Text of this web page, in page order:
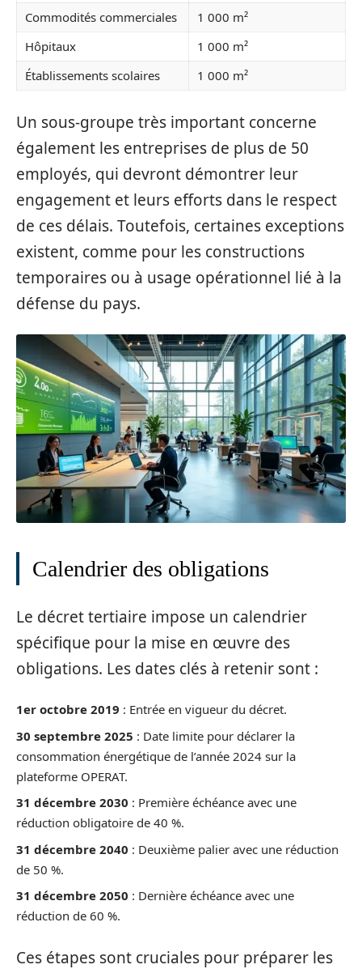
Commodités commerciales
1 000 m²
Hôpitaux
1 000 m²
Établissements scolaires
1 000 m²
Un sous-groupe très important concerne
également les entreprises de plus de 50
employés, qui devront démontrer leur
engagement et leurs efforts dans le respect
de ces délais. Toutefois, certaines exceptions
existent, comme pour les constructions
temporaires ou à usage opérationnel lié à la
défense du pays.
Calendrier des obligations
Le décret tertiaire impose un calendrier
spécifique pour la mise en œuvre des
obligations. Les dates clés à retenir sont :
1er octobre 2019 : Entrée en vigueur du décret.
30 septembre 2025 : Date limite pour déclarer la
consommation énergétique de l’année 2024 sur la
plateforme OPERAT.
31 décembre 2030 : Première échéance avec une
réduction obligatoire de 40 %.
31 décembre 2040 : Deuxième palier avec une réduction
de 50 %.
31 décembre 2050 : Dernière échéance avec une
réduction de 60 %.
Ces étapes sont cruciales pour préparer les